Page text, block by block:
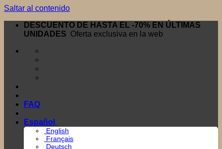
Saltar al contenido
DESCUENTO DE HASTA EL -70% EN ÚLTIMAS
UNIDADES Oferta exclusiva en la web
FAQ
Español
English
Français
Deutsch